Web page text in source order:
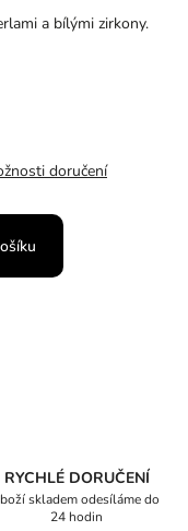
a bílými zirkony.
doručení
RYCHLÉ DORUČENÍ
skladem odesíláme do
24 hodin